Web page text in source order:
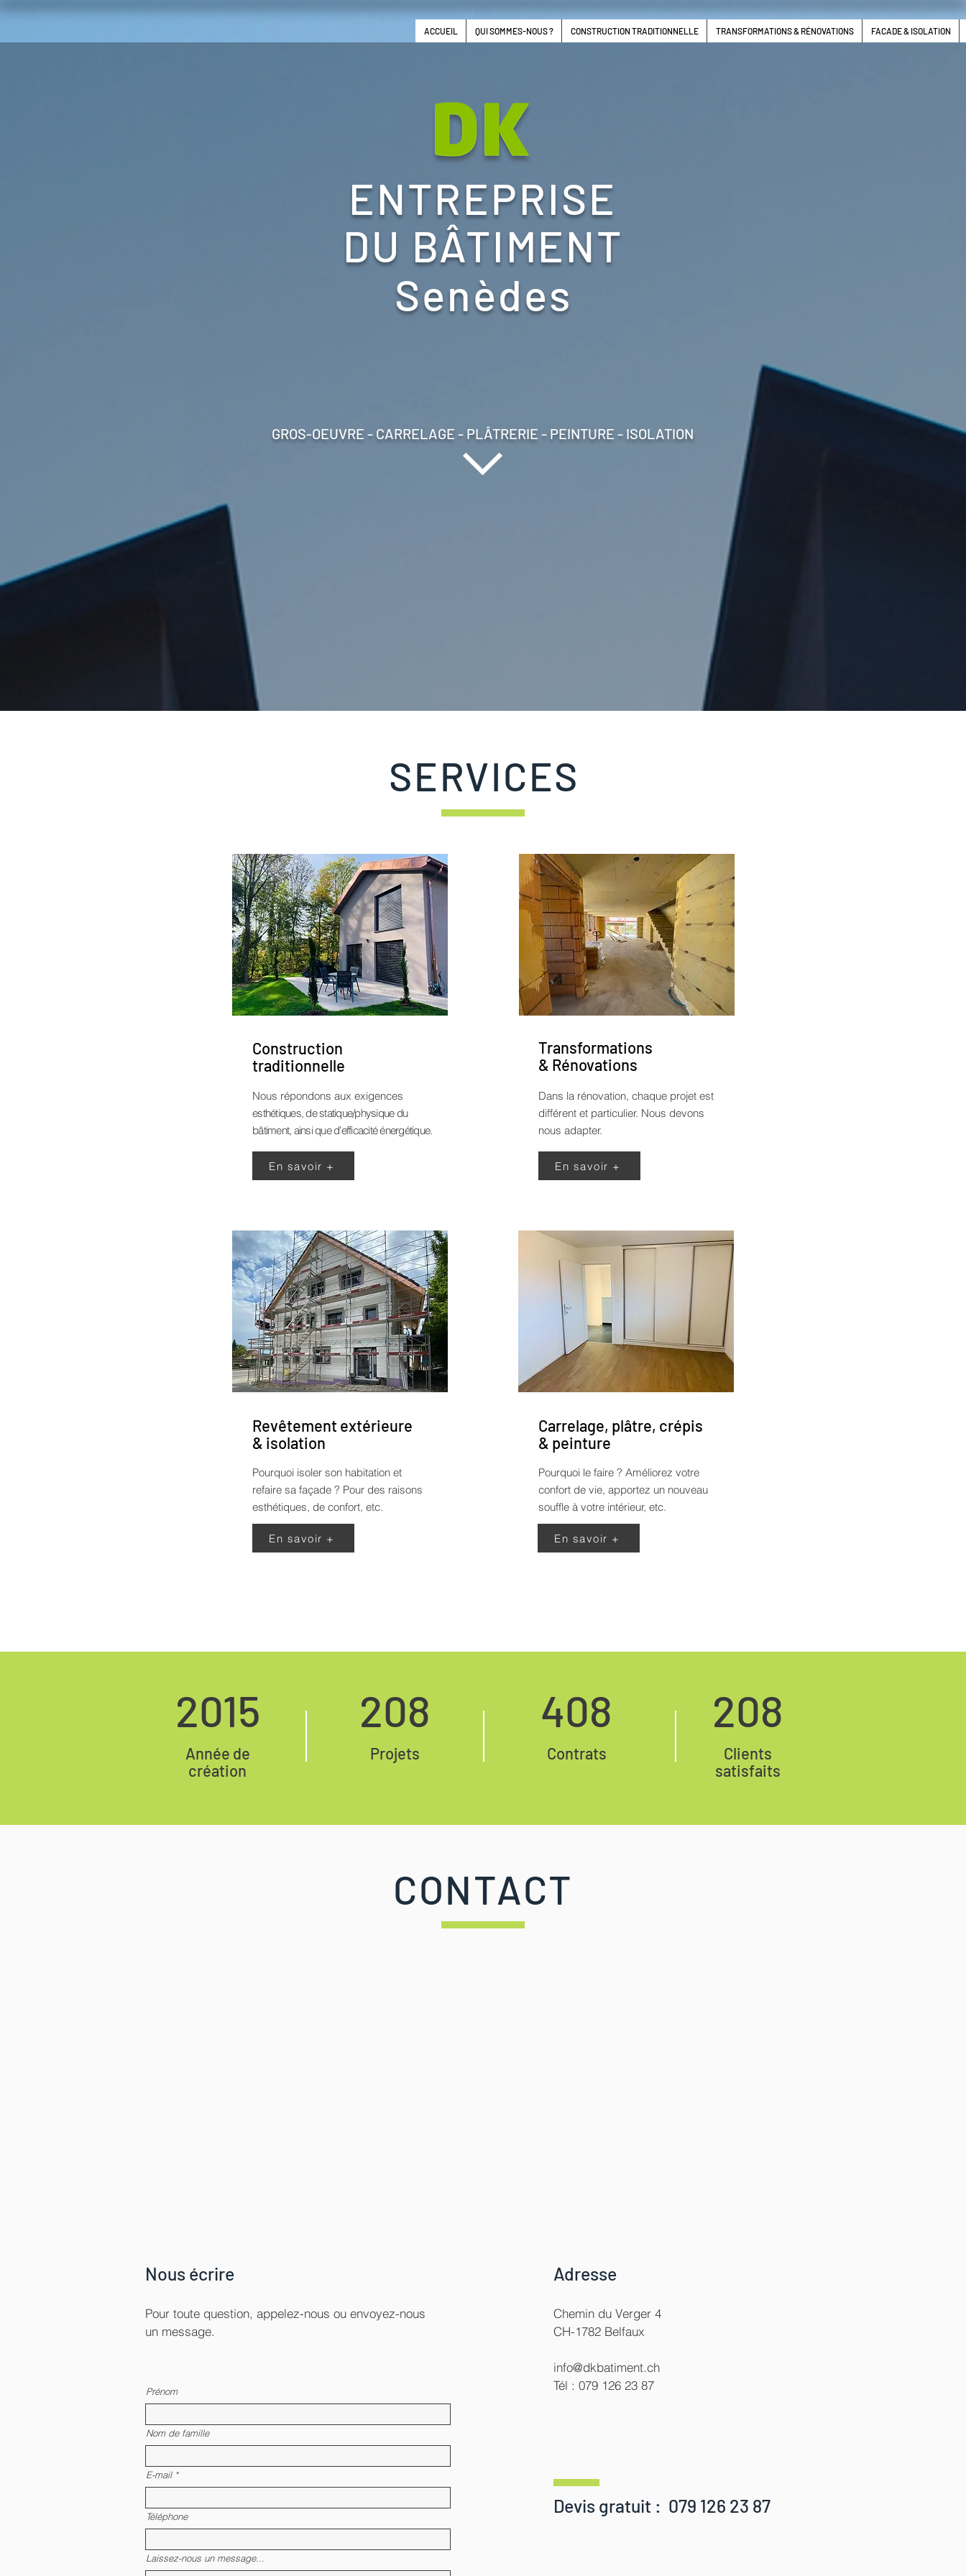
ACCUEIL QUI SOMMES-NOUS ? CONSTRUCTION TRADITIONNELLE TRANSFORMATIONS & RÉNOVATIONS FACADE & ISOLATION
ENTREPRISE
DU BÂTIMENT
Senèdes
GROS-OEUVRE - CARRELAGE - PLÂTRERIE - PEINTURE - ISOLATION
SERVICES
Construction
traditionnelle
Nous répondons aux exigences
esthétiques, de statique/physique du
bâtiment, ainsi que d’efficacité énergétique.
En savoir +
Revêtement extérieure
& isolation
Pourquoi isoler son habitation et
refaire sa façade ? Pour des raisons
esthétiques, de confort, etc.
En savoir +
Transformations
& Rénovations
Dans la rénovation, chaque projet est
différent et particulier. Nous devons
nous adapter.
En savoir +
Carrelage, plâtre, crépis
& peinture
Pourquoi le faire ? Améliorez votre
confort de vie, apportez un nouveau
souffle à votre intérieur, etc.
En savoir +
2015
Année de
création
208
Projets
408
Contrats
208
Clients
satisfaits
CONTACT
Nous écrire
Pour toute question, appelez-nous ou envoyez-nous
un message.
Prénom
Nom de famille
E-mail
Téléphone
Laissez-nous un message...
Adresse
Chemin du Verger 4
CH-1782 Belfaux
info@dkbatiment.ch
Tél : 079 126 23 87
Devis gratuit : 079 126 23 87